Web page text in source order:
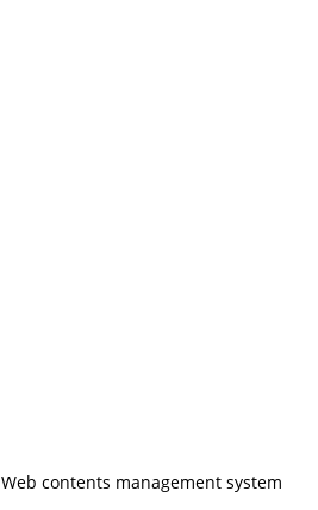
Web contents management system